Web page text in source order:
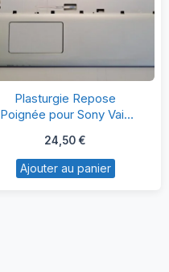
Plasturgie
Repose
Poignée
Sony
Plasturgie Repose
Poignée pour Sony Vaio
24,50 €
Ajouter au panier